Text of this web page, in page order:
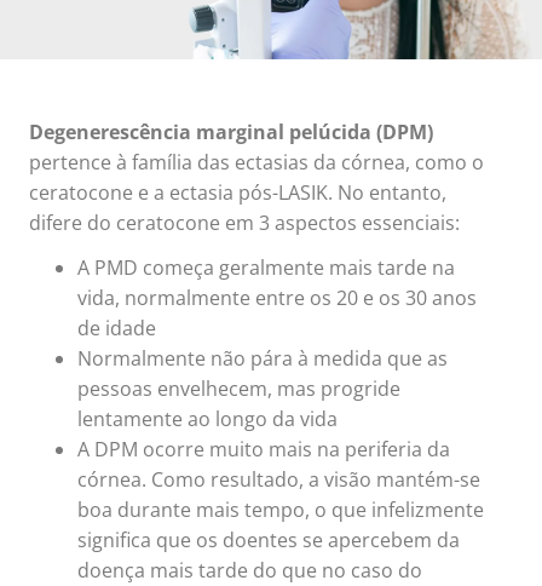
Degenerescência marginal pelúcida (DPM)
pertence à família das ectasias da córnea, como o
ceratocone e a ectasia pós-LASIK. No entanto,
difere do ceratocone em 3 aspectos essenciais:
A PMD começa geralmente mais tarde na
vida, normalmente entre os 20 e os 30 anos
de idade
Normalmente não pára à medida que as
pessoas envelhecem, mas progride
lentamente ao longo da vida
A DPM ocorre muito mais na periferia da
córnea. Como resultado, a visão mantém-se
boa durante mais tempo, o que infelizmente
significa que os doentes se apercebem da
doença mais tarde do que no caso do